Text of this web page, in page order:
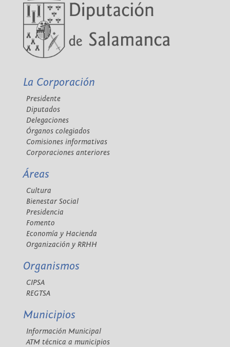
La Corporación
Presidente
Diputados
Delegaciones
Órganos colegiados
Comisiones informativas
Corporaciones anteriores
Áreas
Cultura
Bienestar Social
Presidencia
Fomento
Economía y Hacienda
Organización y RRHH
Organismos
CIPSA
REGTSA
Municipios
Información Municipal
ATM técnica a municipios